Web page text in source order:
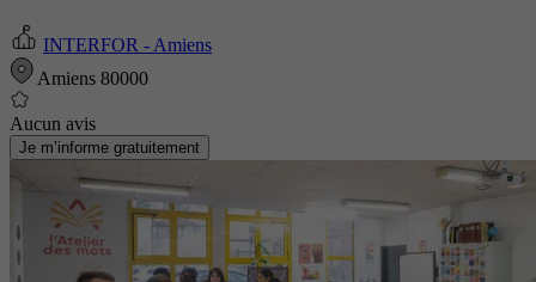
INTERFOR - Amiens
Amiens 80000
Aucun avis
Je m’informe gratuitement